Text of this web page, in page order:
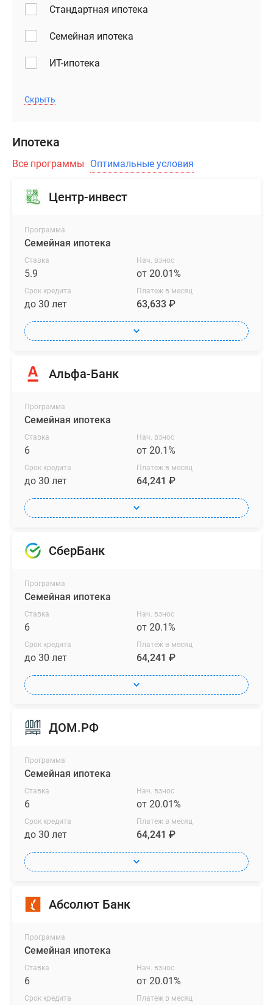
Стандартная ипотека
Семейная ипотека
ИТ-ипотека
Скрыть
Ипотека
Все программы Оптимальные условия
Центр-инвест
Программа
Семейная ипотека
Ставка
5.9
Нач. взнос
от 20.01%
Срок кредита
до 30 лет
Платеж в месяц
63,633 ₽
Альфа-Банк
Программа
Семейная ипотека
Ставка
6
Нач. взнос
от 20.1%
Срок кредита
до 30 лет
Платеж в месяц
64,241 ₽
СберБанк
Программа
Семейная ипотека
Ставка
6
Нач. взнос
от 20.1%
Срок кредита
до 30 лет
Платеж в месяц
64,241 ₽
ДОМ.РФ
Программа
Семейная ипотека
Ставка
6
Нач. взнос
от 20.01%
Срок кредита
до 30 лет
Платеж в месяц
64,241 ₽
Абсолют Банк
Программа
Семейная ипотека
Ставка
6
Нач. взнос
от 20.01%
Срок кредита Платеж в месяц